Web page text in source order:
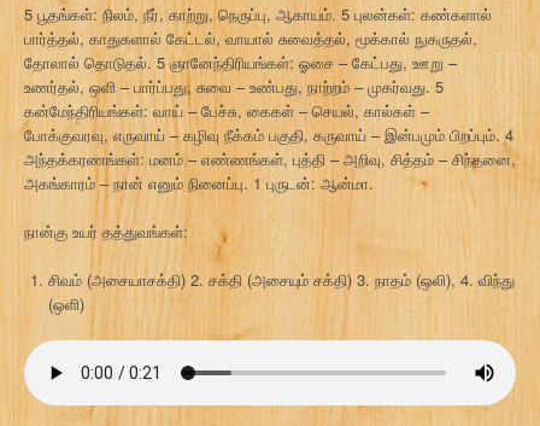
5 பூதங்கள்: நிலம், நீர், காற்று, நெருப்பு, ஆகாயம். 5 புலன்கள்: கண்களால்
பார்த்தல், காதுகளால் கேட்டல், வாயால் சுவைத்தல், மூக்கால் நுகருதல்,
தோலால் தொடுதல். 5 ஞானேந்திரியங்கள்: ஓசை – கேட்பது, ஊறு –
உணர்தல், ஒளி – பார்ப்பது, சுவை – உண்பது, நாற்றம் – முகர்வது. 5
கன்மேந்திரியங்கள்: வாய் – பேச்சு, கைகள் – செயல், கால்கள் –
போக்குவரவு, எருவாய் – கழிவு நீக்கம் பகுதி, கருவாய் – இன்பமும் பிறப்பும். 4
அந்தக்கரணங்கள்: மனம் – எண்ணங்கள், புத்தி – அறிவு, சித்தம் – சிந்தனை,
அகங்காரம் – நான் எனும் நினைப்பு. 1 புருடன்: ஆன்மா.
நான்கு உயர் தத்துவங்கள்:
சிவம் (அசையாசக்தி) 2. சக்தி (அசையும் சக்தி) 3. நாதம் (ஒலி), 4. விந்து
(ஒளி)